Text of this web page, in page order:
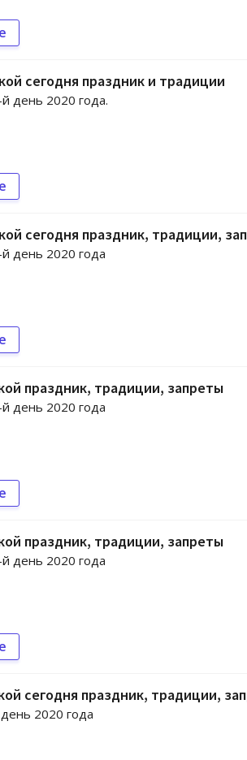
сегодня праздник и традиции
день 2020 года.
сегодня праздник, традиции,
день 2020 года
праздник, традиции, запреты
день 2020 года
праздник, традиции, запреты
день 2020 года
сегодня праздник, традиции,
2020 года